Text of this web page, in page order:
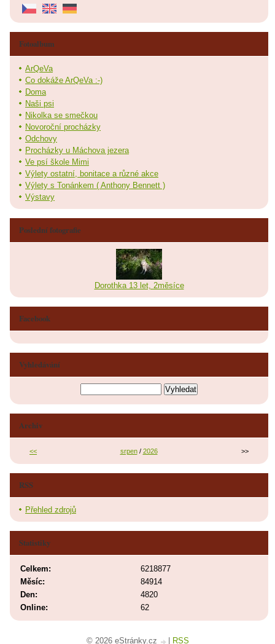
Fotoalbum
ArQeVa
Co dokáže ArQeVa :-)
Doma
Naši psi
Nikolka se smečkou
Novoroční procházky
Odchovy
Procházky u Máchova jezera
Ve psí škole Mimi
Výlety ostatní, bonitace a různé akce
Výlety s Tonánkem ( Anthony Bennett )
Výstavy
Poslední fotografie
Dorothka 13 let, 2měsíce
Facebook
Vyhledávání
Archiv
<< srpen/ 2026 >>
RSS
Přehled zdrojů
Statistiky
Online: 62
Celkem:
6218877
Měsíc:
84914
Den:
4820
© 2026 eStránky.cz RSS